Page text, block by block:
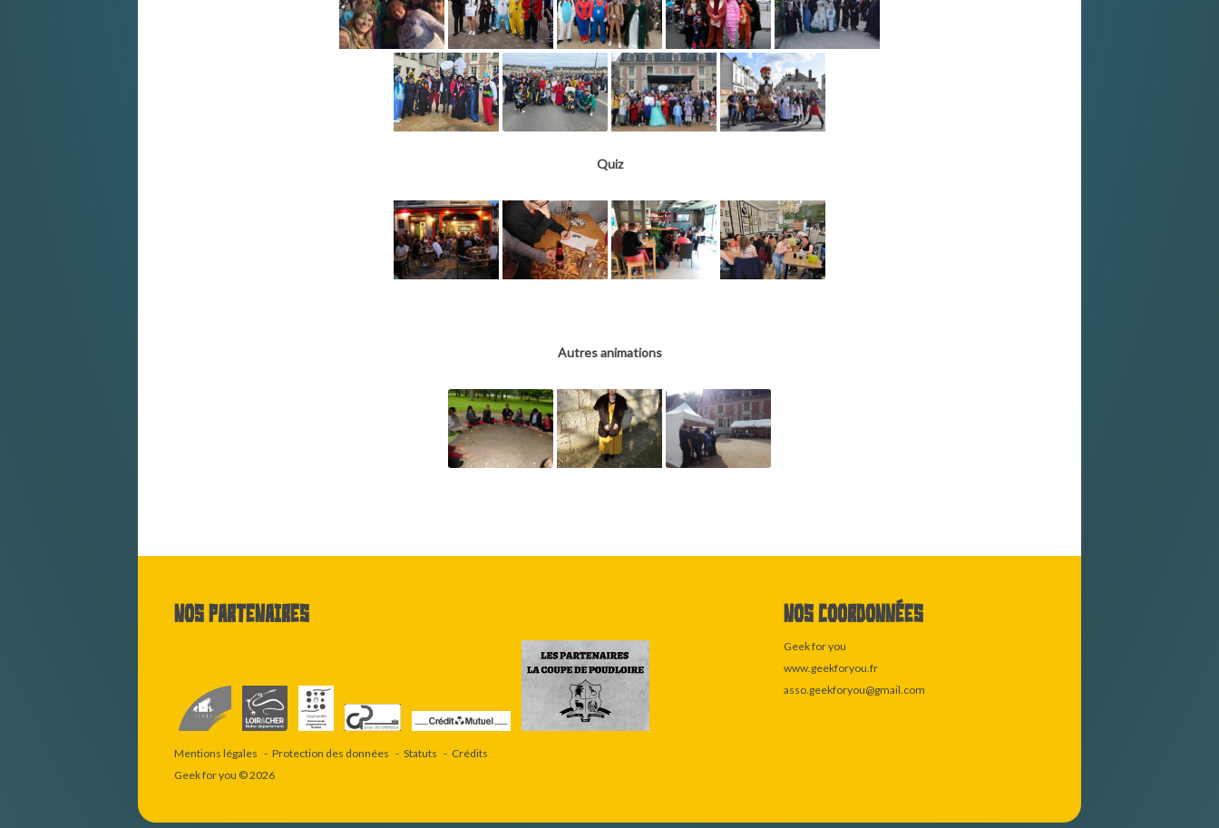
Quiz
Autres animations
Nos partenaires
Mentions légales Protection des données Statuts
Crédits
Geek for you © 2026
Nos coordonnées
Geek for you
www.geekforyou.fr
asso.geekforyou@gmail.com